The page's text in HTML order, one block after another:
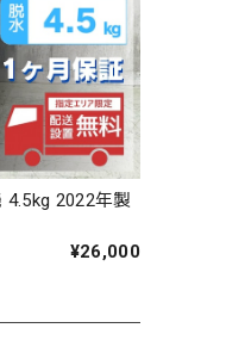
4.5kg 2022年製
¥26,000